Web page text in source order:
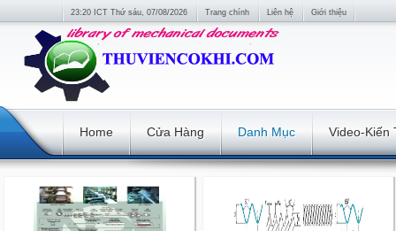
23:20 ICT Thứ sáu, 07/08/2026 Trang chính Liên hệ Giới thiệu
Home Cửa Hàng Danh Mục Video-Kiến